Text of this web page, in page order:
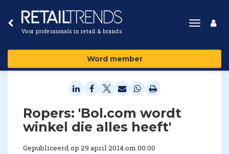
Voor professionals in retail & brands
Toggle
Word member
Ropers: 'Bol.com wordt
winkel die alles heeft'
Gepubliceerd op 29 april 2014 om 00:00